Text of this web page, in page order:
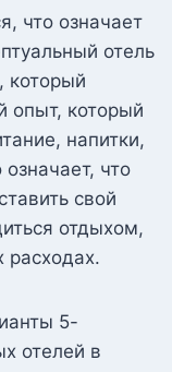
что означает
отель
который
опыт, который
напитки,
что
свой
отдыхом,
расходах.
5-
отелей в